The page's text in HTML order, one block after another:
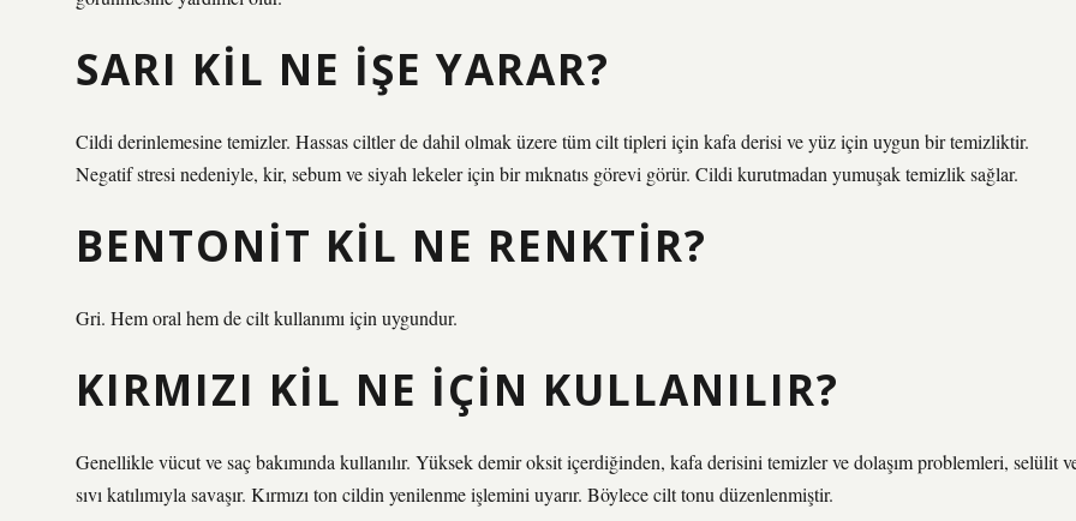
SARI KIL NE IŞE YARAR?
Cildi derinlemesine temizler. Hassas ciltler de dahil olmak üzere tüm cilt tipleri için kafa derisi ve yüz için uygun bir temizliktir.
Negatif stresi nedeniyle, kir, sebum ve siyah lekeler için bir mıknatıs görevi görür. Cildi kurutmadan yumuşak temizlik sağlar.
BENTONIT KIL NE RENKTIR?
Gri. Hem oral hem de cilt kullanımı için uygundur.
KIRMIZI KIL NE IÇIN KULLANILIR?
Genellikle vücut ve saç bakımında kullanılır. Yüksek demir oksit içerdiğinden, kafa derisini temizler ve dolaşım problemleri, selülit
sıvı katılımıyla savaşır. Kırmızı ton cildin yenilenme işlemini uyarır. Böylece cilt tonu düzenlenmiştir.